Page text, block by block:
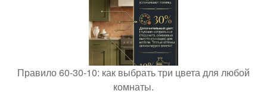
Правило 60-30-10: как выбрать три цвета для любой
комнаты.